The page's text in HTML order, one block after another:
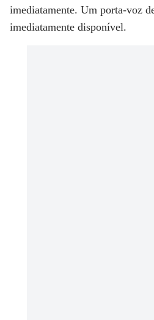
imediatamente. Um porta-voz
imediatamente disponível.